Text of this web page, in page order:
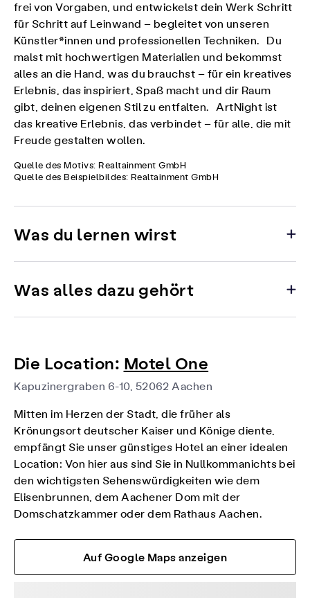
frei von Vorgaben, und entwickelst dein Werk Schritt
für Schritt auf Leinwand – begleitet von unseren
Künstler*innen und professionellen Techniken. Du
malst mit hochwertigen Materialien und bekommst
alles an die Hand, was du brauchst – für ein kreatives
Erlebnis, das inspiriert, Spaß macht und dir Raum
gibt, deinen eigenen Stil zu entfalten. ArtNight ist
das kreative Erlebnis, das verbindet – für alle, die mit
Freude gestalten wollen.
Quelle des Motivs: Realtainment GmbH
Quelle des Beispielbildes: Realtainment GmbH
Was du lernen wirst
Was alles dazu gehört
Die Location: Motel One
Kapuzinergraben 6-10, 52062 Aachen
Mitten im Herzen der Stadt, die früher als
Krönungsort deutscher Kaiser und Könige diente,
empfängt Sie unser günstiges Hotel an einer idealen
Location: Von hier aus sind Sie in Nullkommanichts bei
den wichtigsten Sehenswürdigkeiten wie dem
Elisenbrunnen, dem Aachener Dom mit der
Domschatzkammer oder dem Rathaus Aachen.
Auf Google Maps anzeigen